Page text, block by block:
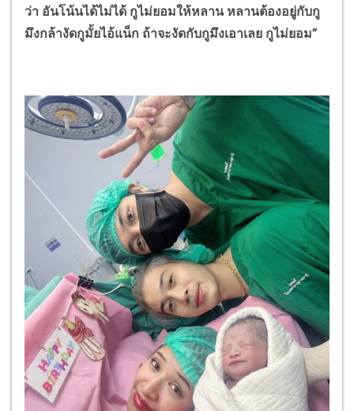
ว่า อันโน้นได้ไม่ได้ กูไม่ยอมให้หลาน หลานต้องอยู่กับกู
มึงกล้างัดกูมั้ยไอ้แน็ก ถ้าจะงัดกับกูมึงเอาเลย กูไม่ยอม”